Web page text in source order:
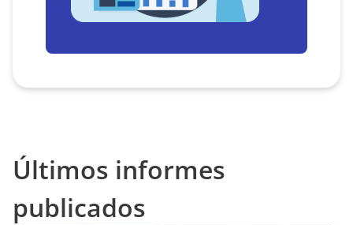
Últimos informes
publicados